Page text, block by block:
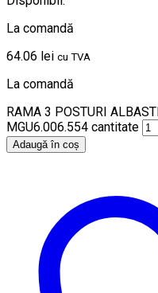
La comandă
64.06 lei cu TVA
La comandă
RAMA 3 POSTURI
MGU6.006.554 cantitate
Adaugă în coș